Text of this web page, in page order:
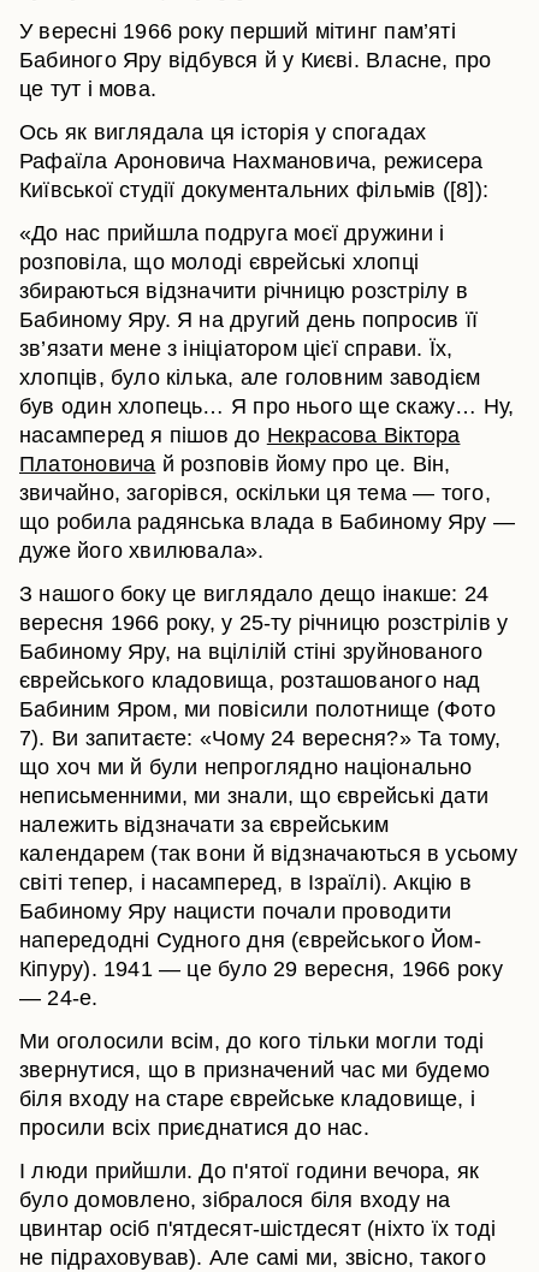
У вересні 1966 року перший мітинг пам’яті
Бабиного Яру відбувся й у Києві. Власне, про
це тут і мова.
Ось як виглядала ця історія у спогадах
Рафаїла Ароновича Нахмановича, режисера
Київської студії документальних фільмів ([8]):
«До нас прийшла подруга моєї дружини і
розповіла, що молоді єврейські хлопці
збираються відзначити річницю розстрілу в
Бабиному Яру. Я на другий день попросив її
зв’язати мене з ініціатором цієї справи. Їх,
хлопців, було кілька, але головним заводієм
був один хлопець… Я про нього ще скажу… Ну,
насамперед я пішов до Некрасова Віктора
Платоновича й розповів йому про це. Він,
звичайно, загорівся, оскільки ця тема — того,
що робила радянська влада в Бабиному Яру —
дуже його хвилювала».
З нашого боку це виглядало дещо інакше: 24
вересня 1966 року, у 25-ту річницю розстрілів у
Бабиному Яру, на вцілілій стіні зруйнованого
єврейського кладовища, розташованого над
Бабиним Яром, ми повісили полотнище (Фото
7). Ви запитаєте: «Чому 24 вересня?» Та тому,
що хоч ми й були непроглядно національно
неписьменними, ми знали, що єврейські дати
належить відзначати за єврейським
календарем (так вони й відзначаються в усьому
світі тепер, і насамперед, в Ізраїлі). Акцію в
Бабиному Яру нацисти почали проводити
напередодні Судного дня (єврейського Йом-
Кіпуру). 1941 — це було 29 вересня, 1966 року
— 24-е.
Ми оголосили всім, до кого тільки могли тоді
звернутися, що в призначений час ми будемо
біля входу на старе єврейське кладовище, і
просили всіх приєднатися до нас.
І люди прийшли. До п'ятої години вечора, як
було домовлено, зібралося біля входу на
цвинтар осіб п'ятдесят-шістдесят (ніхто їх тоді
не підраховував). Але самі ми, звісно, такого